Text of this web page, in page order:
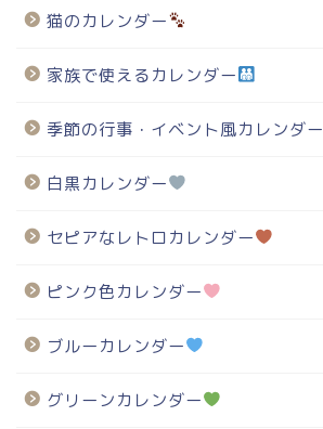
猫のカレンダー
家族で使えるカレンダー
季節の行事・イベント風カレンダー
白黒カレンダー
セピアなレトロカレンダー
ピンク色カレンダー
ブルーカレンダー
グリーンカレンダー